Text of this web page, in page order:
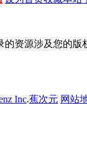
资源涉及您的
Inc.蕉次元 网站